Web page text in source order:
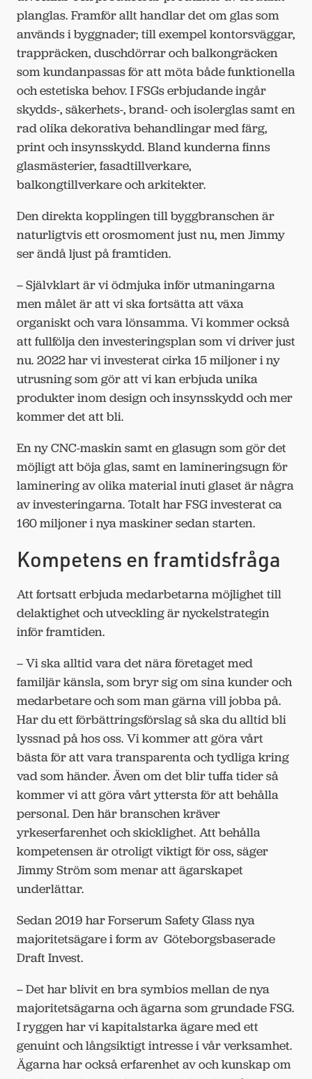
planglas. Framför allt handlar det om glas som
används i byggnader; till exempel kontorsväggar,
trappräcken, duschdörrar och balkongräcken
som kundanpassas för att möta både funktionella
och estetiska behov. I FSGs erbjudande ingår
skydds-, säkerhets-, brand- och isolerglas samt en
rad olika dekorativa behandlingar med färg,
print och insynsskydd. Bland kunderna finns
glasmästerier, fasadtillverkare,
balkongtillverkare och arkitekter.
Den direkta kopplingen till byggbranschen är
naturligtvis ett orosmoment just nu, men Jimmy
ser ändå ljust på framtiden.
– Självklart är vi ödmjuka inför utmaningarna
men målet är att vi ska fortsätta att växa
organiskt och vara lönsamma. Vi kommer också
att fullfölja den investeringsplan som vi driver just
nu. 2022 har vi investerat cirka 15 miljoner i ny
utrusning som gör att vi kan erbjuda unika
produkter inom design och insynsskydd och mer
kommer det att bli.
En ny CNC-maskin samt en glasugn som gör det
möjligt att böja glas, samt en lamineringsugn för
laminering av olika material inuti glaset är några
av investeringarna. Totalt har FSG investerat ca
160 miljoner i nya maskiner sedan starten.
Kompetens en framtidsfråga
Att fortsatt erbjuda medarbetarna möjlighet till
delaktighet och utveckling är nyckelstrategin
inför framtiden.
– Vi ska alltid vara det nära företaget med
familjär känsla, som bryr sig om sina kunder och
medarbetare och som man gärna vill jobba på.
Har du ett förbättringsförslag så ska du alltid bli
lyssnad på hos oss. Vi kommer att göra vårt
bästa för att vara transparenta och tydliga kring
vad som händer. Även om det blir tuffa tider så
kommer vi att göra vårt yttersta för att behålla
personal. Den här branschen kräver
yrkeserfarenhet och skicklighet. Att behålla
kompetensen är otroligt viktigt för oss, säger
Jimmy Ström som menar att ägarskapet
underlättar.
Sedan 2019 har Forserum Safety Glass nya
majoritetsägare i form av Göteborgsbaserade
Draft Invest.
– Det har blivit en bra symbios mellan de nya
majoritetsägarna och ägarna som grundade FSG.
I ryggen har vi kapitalstarka ägare med ett
genuint och långsiktigt intresse i vår verksamhet.
Ägarna har också erfarenhet av och kunskap om